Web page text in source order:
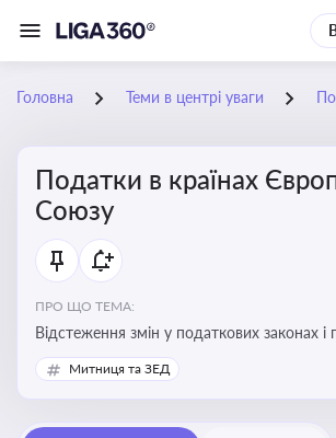
Головна Теми в центрі уваги
Податки в країнах
Союзу
ПРО ЩО ТЕМА:
Відстеження змін у податкових законах і
країн ЄС. Моніторинг кейсів, що
процеси та фінансову звітність
Митниця та ЗЕД